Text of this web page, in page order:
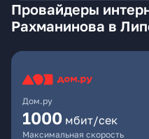
Провайдеры
Рахманинова в
Дом.ру
1000 мбит/сек
Максимальная скорость